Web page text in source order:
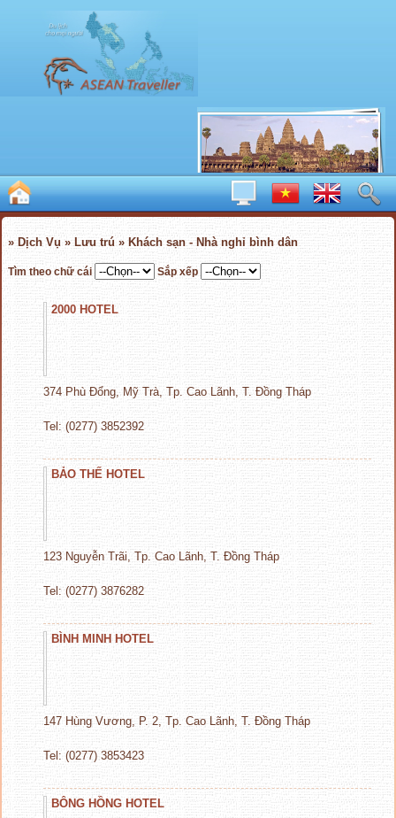
» Dịch Vụ » Lưu trú » Khách sạn - Nhà nghỉ bình dân
Tìm theo chữ cái Sắp xếp
2000 HOTEL
374 Phù Đổng, Mỹ Trà, Tp. Cao Lãnh, T. Đồng Tháp
Tel: (0277) 3852392
BẢO THẾ HOTEL
123 Nguyễn Trãi, Tp. Cao Lãnh, T. Đồng Tháp
Tel: (0277) 3876282
BÌNH MINH HOTEL
147 Hùng Vương, P. 2, Tp. Cao Lãnh, T. Đồng Tháp
Tel: (0277) 3853423
BÔNG HỒNG HOTEL